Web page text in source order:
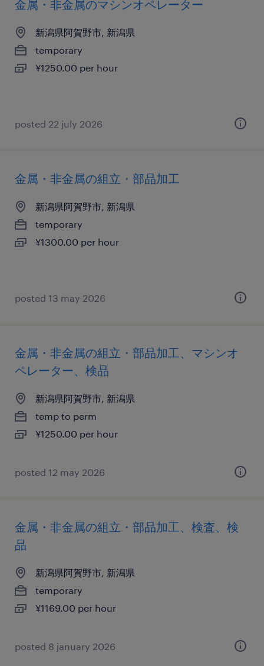
金属・非金属のマシンオペレーター
新潟県阿賀野市, 新潟県
temporary
¥1250.00 per hour
posted 22 july 2026
金属・非金属の組立・部品加工
新潟県阿賀野市, 新潟県
temporary
¥1300.00 per hour
posted 13 may 2026
金属・非金属の組立・部品加工、マシンオ
ペレーター、検品
新潟県阿賀野市, 新潟県
temp to perm
¥1250.00 per hour
posted 12 may 2026
金属・非金属の組立・部品加工、検査、検
品
新潟県阿賀野市, 新潟県
temporary
¥1169.00 per hour
posted 8 january 2026